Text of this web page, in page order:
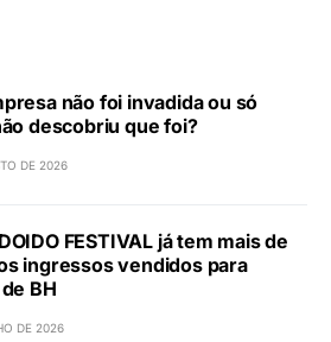
não foi invadida ou só
descobriu que foi?
DE 2026
FESTIVAL já tem mais de
ingressos vendidos para
BH
DE 2026